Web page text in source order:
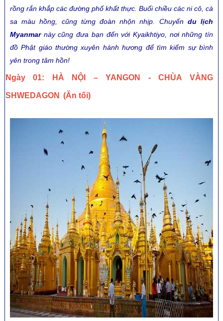
rồng rắn khắp các đường phố khất thực. Buổi chiều các ni cô, cà
sa màu hồng, cũng từng đoàn nhộn nhịp. Chuyến du lịch
Myanmar này cũng đưa bạn đến với Kyaikhtiyo, nơi những tín
đồ Phật giáo thường xuyên hành hương để tìm kiếm sự bình
yên trong tâm hồn!
Ngày 01: HÀ NỘI – YANGON -CHÙA VÀNG
SHWEDAGON (Ăn tối)